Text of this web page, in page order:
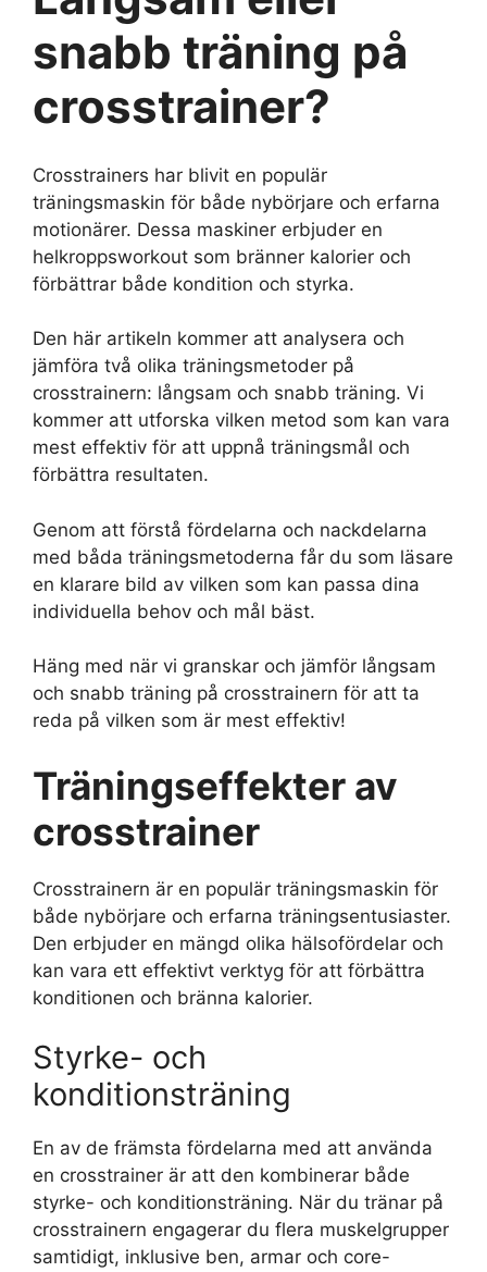
snabb träning på
crosstrainer?
Crosstrainers har blivit en populär
träningsmaskin för både nybörjare och erfarna
motionärer. Dessa maskiner erbjuder en
helkroppsworkout som bränner kalorier och
förbättrar både kondition och styrka.
Den här artikeln kommer att analysera och
jämföra två olika träningsmetoder på
crosstrainern: långsam och snabb träning. Vi
kommer att utforska vilken metod som kan vara
mest effektiv för att uppnå träningsmål och
förbättra resultaten.
Genom att förstå fördelarna och nackdelarna
med båda träningsmetoderna får du som läsare
en klarare bild av vilken som kan passa dina
individuella behov och mål bäst.
Häng med när vi granskar och jämför långsam
och snabb träning på crosstrainern för att ta
reda på vilken som är mest effektiv!
Träningseffekter av
crosstrainer
Crosstrainern är en populär träningsmaskin för
både nybörjare och erfarna träningsentusiaster.
Den erbjuder en mängd olika hälsofördelar och
kan vara ett effektivt verktyg för att förbättra
konditionen och bränna kalorier.
Styrke- och
konditionsträning
En av de främsta fördelarna med att använda
en crosstrainer är att den kombinerar både
styrke- och konditionsträning. När du tränar på
crosstrainern engagerar du flera muskelgrupper
samtidigt, inklusive ben, armar och core-